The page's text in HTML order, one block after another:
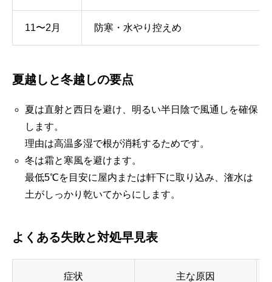
11〜2月 防寒・水やり控えめ
夏越しと冬越しの要点
夏は直射と西日を避け、明るい半日陰で風通しを確保
します。
理由は高温多湿で根が消耗するためです。
冬は霜と寒風を避けます。
最低5℃を目安に屋内または軒下に取り込み、潅水は
土がしっかり乾いてからにします。
よくある失敗と対処早見表
症状 主な原因